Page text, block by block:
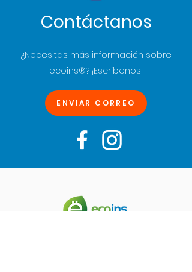
Contáctanos
¿Necesitas más información sobre
ecoins®? ¡Escríbenos!
ENVIAR CORREO